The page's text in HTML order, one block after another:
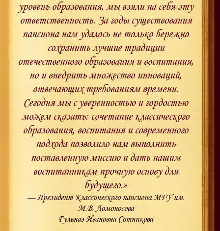
уровень образования, мы взяли на себя эту
ответственность. За годы существования
пансиона нам удалось не только бережно
сохранить лучшие традиции
отечественного образования и воспитания,
но и внедрить множество инноваций,
отвечающих требованиям времени.
Сегодня мы с уверенностью и гордостью
можем сказать: сочетание классического
образования, воспитания и современного
подхода позволило нам выполнить
поставленную миссию и дать нашим
воспитанникам прочную основу для
будущего.»
— Президент Классического пансиона МГУ им.
М.В. Ломоносова
Гульназ Ивановна Сотникова